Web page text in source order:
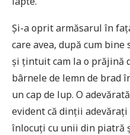
Și-a oprit armăsarul în
care avea, după cum
și țintuit cam la o prăjină
bârnele de lemn de brad
un cap de lup. O
evident că dinții
înlocuți cu unii din piatră